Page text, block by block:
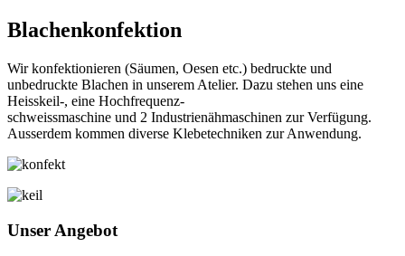
Blachenkonfektion
Wir konfektionieren (Säumen, Oesen etc.) bedruckte und
unbedruckte Blachen in unserem Atelier. Dazu stehen uns eine
Heisskeil-, eine Hochfrequenz-
schweissmaschine und 2 Industrienähmaschinen zur Verfügung.
Ausserdem kommen diverse Klebetechniken zur Anwendung.
Unser Angebot